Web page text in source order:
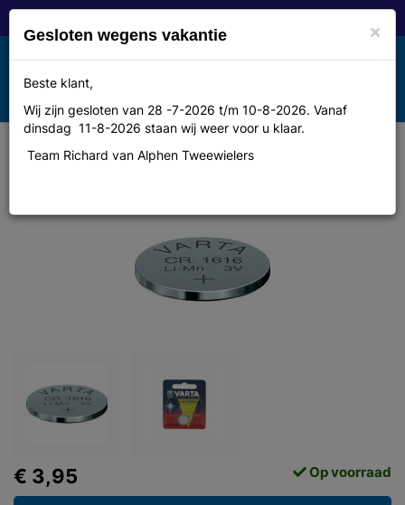
Toggle
navigation
MENU
Varta Batt va knoop cr1616
€ 3,95 Op voorraad
×
Gesloten wegens vakantie
Beste klant,
Wij zijn gesloten van 28 -7-2026 t/m 10-8-2026. Vanaf
dinsdag 11-8-2026 staan wij weer voor u klaar.
Team Richard van Alphen Tweewielers